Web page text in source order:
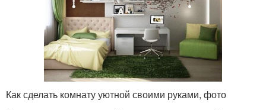
Как сделать комнату уютной своими руками, фото